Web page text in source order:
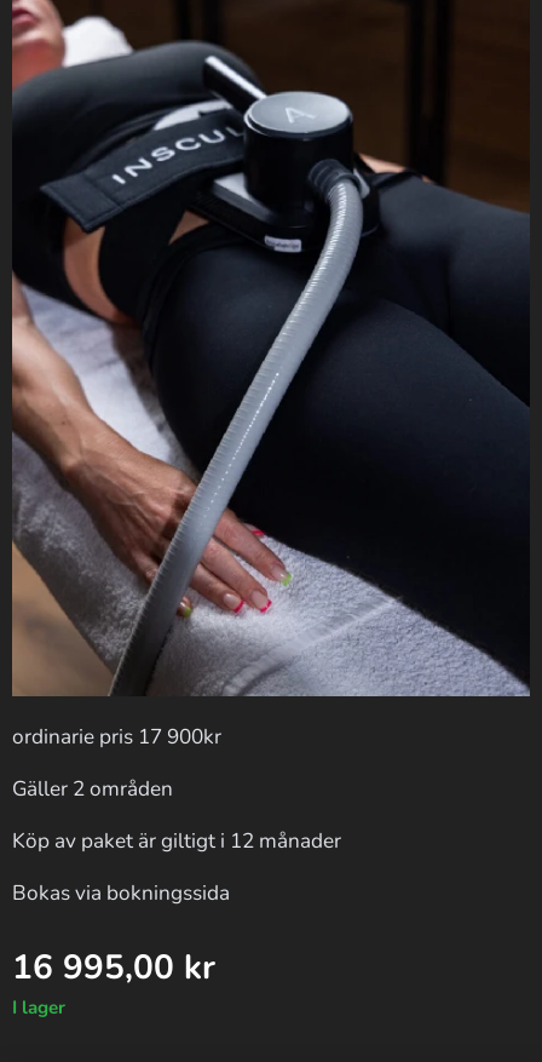
ordinarie pris 17 900kr
Gäller 2 områden
Köp av paket är giltigt i 12 månader
Bokas via bokningssida
16 995,00 kr
I lager